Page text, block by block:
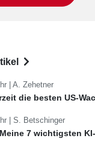
| A. Zehetner
die besten US-
| S. Betschinger
7 wichtigsten